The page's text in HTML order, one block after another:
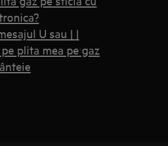
U sau | |
plita mea pe gaz